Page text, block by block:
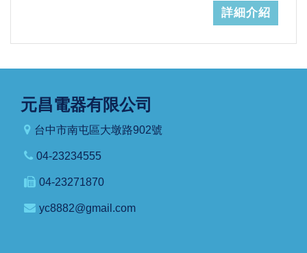
詳細介紹
元昌電器有限公司
台中市南屯區大墩路902號
04-23234555
04-23271870
yc8882@gmail.com